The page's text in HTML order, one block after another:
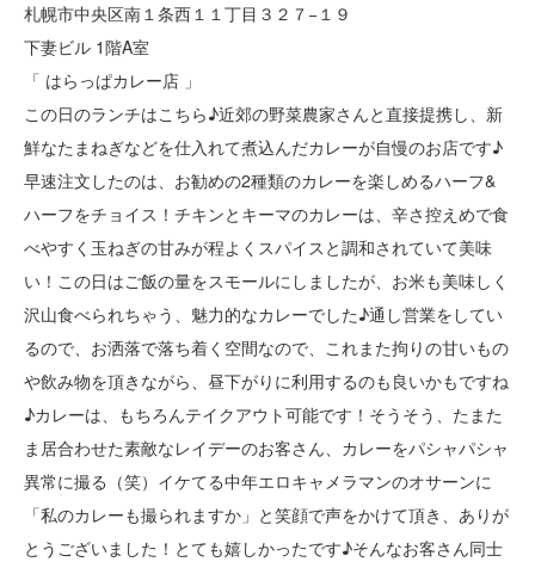
札幌市中央区南１条西１１丁目３２７−１９
下妻ビル 1階A室
「 はらっぱカレー店 」
この日のランチはこちら♪近郊の野菜農家さんと直接提携し、新
鮮なたまねぎなどを仕入れて煮込んだカレーが自慢のお店です♪
早速注文したのは、お勧めの2種類のカレーを楽しめるハーフ&
ハーフをチョイス！チキンとキーマのカレーは、辛さ控えめで食
べやすく玉ねぎの甘みが程よくスパイスと調和されていて美味
い！この日はご飯の量をスモールにしましたが、お米も美味しく
沢山食べられちゃう、魅力的なカレーでした♪通し営業をしてい
るので、お洒落で落ち着く空間なので、これまた拘りの甘いもの
や飲み物を頂きながら、昼下がりに利用するのも良いかもですね
♪カレーは、もちろんテイクアウト可能です！そうそう、たまた
ま居合わせた素敵なレイデーのお客さん、カレーをパシャパシャ
異常に撮る（笑）イケてる中年エロキャメラマンのオサーンに
「私のカレーも撮られますか」と笑顔で声をかけて頂き、ありが
とうございました！とても嬉しかったです♪そんなお客さん同士